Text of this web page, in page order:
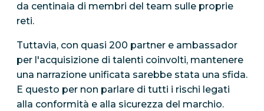
da centinaia di membri del team sulle proprie
reti.
Tuttavia, con quasi 200 partner e ambassador
per l'acquisizione di talenti coinvolti, mantenere
una narrazione unificata sarebbe stata una sfida.
E questo per non parlare di tutti i rischi legati
alla conformità e alla sicurezza del marchio.